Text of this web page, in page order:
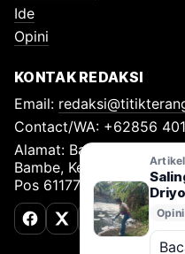
Ide
Opini
KONTAK REDAKSI
Email:
Contact/WA: +62856
Alamat: Bambe Nomor
Bambe, Kecamatan
Pos 61177
FacebookX (Twitter)
TikTok